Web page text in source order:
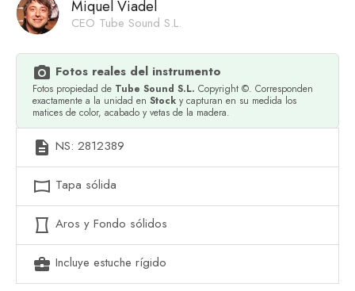
Miquel Viadel
CEO Tube Sound S.L.
photo_camera Fotos reales del instrumento
Fotos propiedad de Tube Sound S.L. Copyright ©. Corresponden
exactamente a la unidad en Stock y capturan en su medida los
matices de color, acabado y vetas de la madera.
description NS: 2812389
panorama_horizontal Tapa sólida
panorama_vertical Aros y Fondo sólidos
business_center Incluye estuche rígido